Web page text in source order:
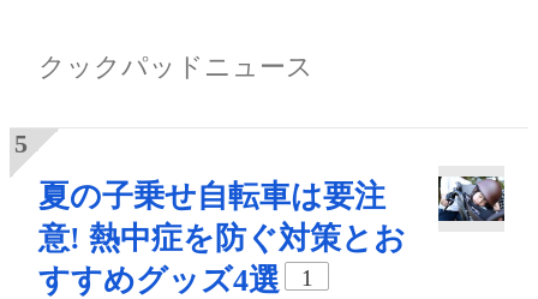
クックパッドニュース
夏の子乗せ自転車は要注
意! 熱中症を防ぐ対策とお
すすめグッズ4選
1